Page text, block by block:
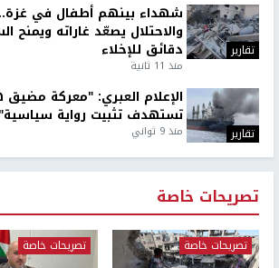
تقارير
شهداء بينهم أطفال في غزة..
والاحتلال يصعّد غاراته ويمنح
دقائق للإخلاء
منذ 11 ثانية
تقارير
الإعلام العبري: "معركة
تستهدف تثبيت رواية سياسية"
منذ 9 ثواني
تصريحات خاصة
تصريحات خاصة تصريحات خاصة